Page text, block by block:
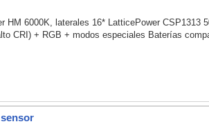
6000K, laterales 16* LatticePower CSP1313
CRI) + RGB + modos especiales Baterías